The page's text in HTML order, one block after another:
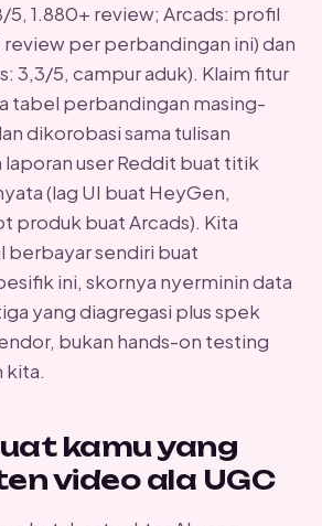
5, 1.880+ review; Arcads: profil
per perbandingan ini) dan
3,3/5, campur aduk). Klaim fitur
tabel perbandingan masing-
dikorobasi sama tulisan
user Reddit buat titik
(lag UI buat HeyGen,
produk buat Arcads). Kita
berbayar sendiri buat
ini, skornya nyerminin data
yang diagregasi plus spek
bukan hands-on testing
kita.
kamu yang
video ala UGC